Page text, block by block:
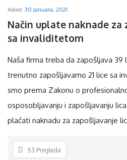
Asked: 30 Januara, 2021
Način uplate naknade za
sa invaliditetom
Naša firma treba da zapošljava 39
trenutno zapošljavamo 21 lice sa
smo prema Zakonu o
osposobljavanju i zapošljavanju
plaćati naknadu za zapošljavanje
53 Pregleda